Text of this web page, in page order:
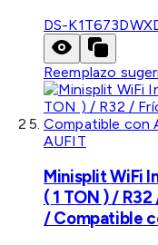
DS-K1T673DWX
Reemplazo
AUFIT
Minisplit WiFi
( 1 TON ) /
/ Compatible